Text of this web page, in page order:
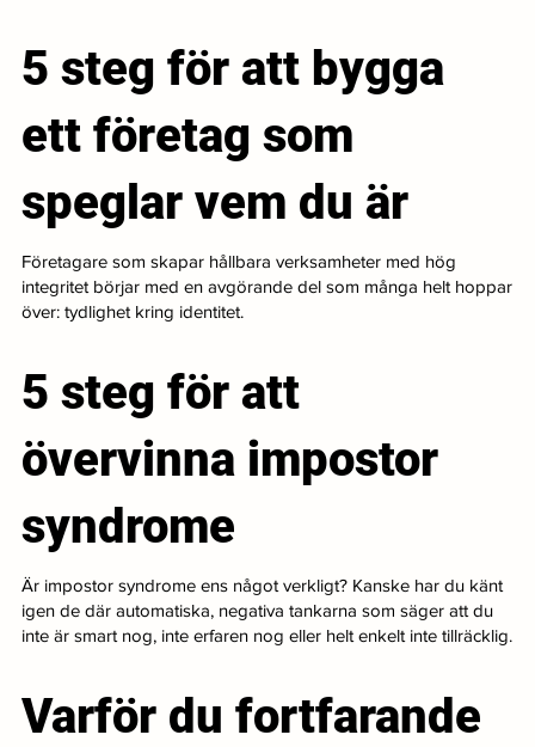
5 steg för att bygga
ett företag som
speglar vem du är
Företagare som skapar hållbara verksamheter med hög
integritet börjar med en avgörande del som många helt hoppar
över: tydlighet kring identitet.
5 steg för att
övervinna impostor
syndrome
Är impostor syndrome ens något verkligt? Kanske har du känt
igen de där automatiska, negativa tankarna som säger att du
inte är smart nog, inte erfaren nog eller helt enkelt inte tillräcklig.
Varför du fortfarande